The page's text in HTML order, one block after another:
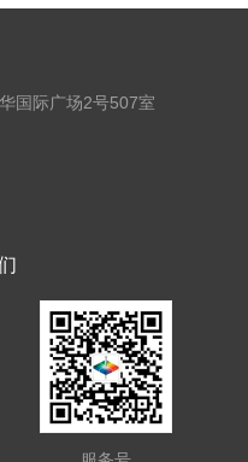
国际广场2号507室